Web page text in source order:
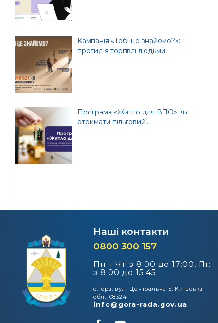
Кампанія «Тобі це знайомо?»:
протидія торгівлі людьми
Програма «Житло для ВПО»: як
отримати пільговий...
Наші контакти
0800 300 157
Пн – Чт: з 8:00 до 17:00, Пт:
з 8:00 до 15:45
с.Гора, вул. Центральна 5, Київська
обл., 08324
info@gora-rada.gov.ua